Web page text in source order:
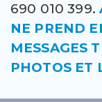
690 010 399.
NE PREND
MESSAGES
PHOTOS ET